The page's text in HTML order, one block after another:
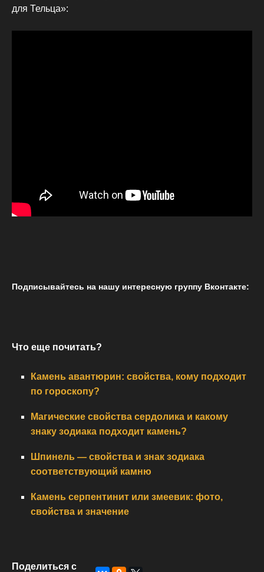
для Тельца»:
Подписывайтесь на нашу интересную группу Вконтакте:
Что еще почитать?
Камень авантюрин: свойства, кому подходит
по гороскопу?
Магические свойства сердолика и какому
знаку зодиака подходит камень?
Шпинель — свойства и знак зодиака
соответствующий камню
Камень серпентинит или змеевик: фото,
свойства и значение
Поделиться с